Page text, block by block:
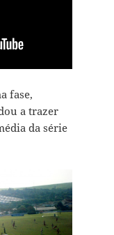
fase,
a trazer
da série